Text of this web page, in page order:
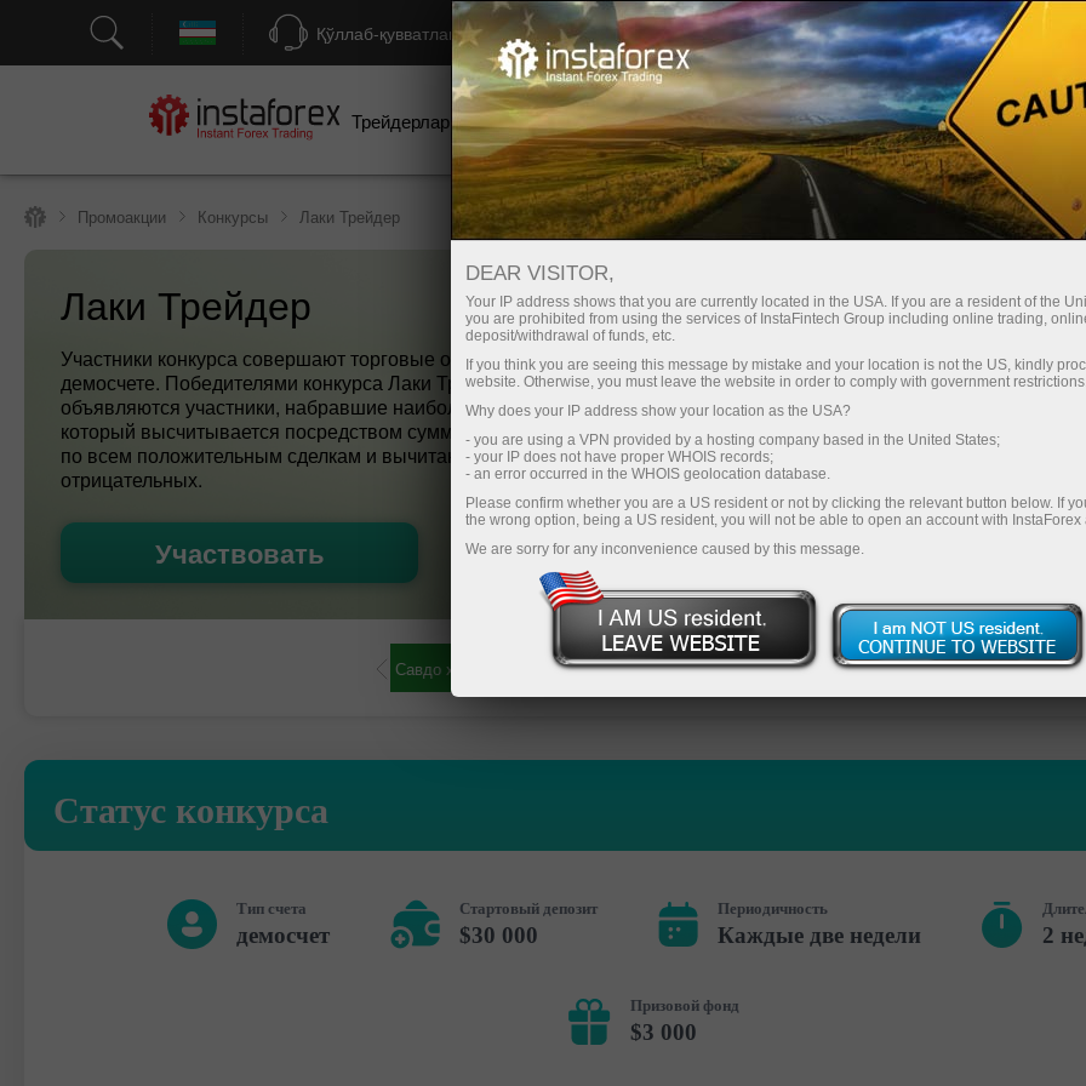
Қўллаб-қувватлаш Ҳисоб-варағини тез очиш Савдо платформаси
Трейдерлар учун
Энди иш
бошлаётганлар
учун
Инвесторлар учун Ҳамкорлар учун
Промоакции Конкурсы Лаки Трейдер
Лаки Трейдер
Участники конкурса совершают торговые операции на
демосчете. Победителями конкурса Лаки Трейдер
объявляются участники, набравшие наибольший рейтинг,
который высчитывается посредством суммирования прибыли
по всем положительным сделкам и вычитания всех
отрицательных.
Участвовать
Статус конкурса
Тип счета
демосчет
Стартовый депозит
$30 000
Периодичность
Каждые две недели 2
Призовой фонд
$3 000
DEAR VISITOR,
Your IP address shows that you are currently located in the USA. If you are a resident of the
you are prohibited from using the services of InstaFintech Group including online trading,
deposit/withdrawal of funds, etc.
If you think you are seeing this message by mistake and your location is not the US, kindly
website. Otherwise, you must leave the website in order to comply with government
Why does your IP address show your location as the USA?
- you are using a VPN provided by a hosting company based in the United States;
- your IP does not have proper WHOIS records;
- an error occurred in the WHOIS geolocation database.
Please confirm whether you are a US resident or not by clicking the relevant button below. If
the wrong option, being a US resident, you will not be able to open an account with InstaForex
We are sorry for any inconvenience caused by this message.